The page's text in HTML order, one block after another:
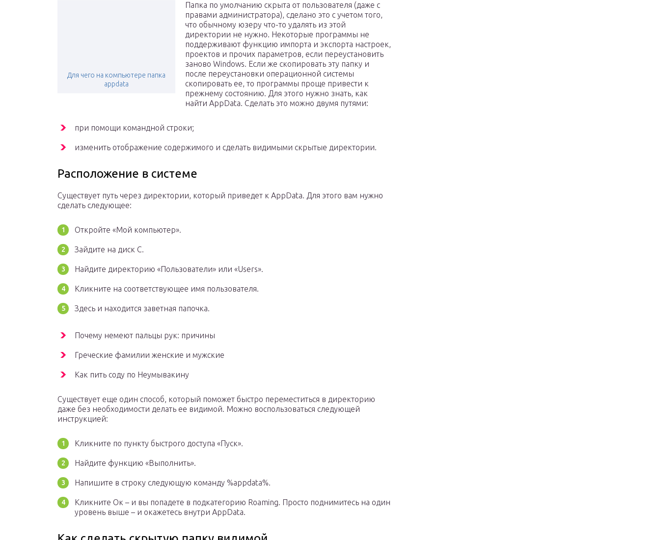
Для чего на компьютере папка
appdata
Папка по умолчанию скрыта от пользователя (даже с
правами администратора), сделано это с учетом того,
что обычному юзеру что-то удалять из этой
директории не нужно. Некоторые программы не
поддерживают функцию импорта и экспорта настроек,
проектов и прочих параметров, если переустановить
заново Windows. Если же скопировать эту папку и
после переустановки операционной системы
скопировать ее, то программы проще привести к
прежнему состоянию. Для этого нужно знать, как
найти AppData. Сделать это можно двумя путями:
при помощи командной строки;
изменить отображение содержимого и сделать видимыми скрытые директории.
Расположение в системе
Существует путь через директории, который приведет к AppData. Для этого вам нужно
сделать следующее:
Откройте «Мой компьютер».
Зайдите на диск С.
Найдите директорию «Пользователи» или «Users».
Кликните на соответствующее имя пользователя.
Здесь и находится заветная папочка.
Почему немеют пальцы рук: причины
Греческие фамилии женские и мужские
Как пить соду по Неумывакину
Существует еще один способ, который поможет быстро переместиться в директорию
даже без необходимости делать ее видимой. Можно воспользоваться следующей
инструкцией:
Кликните по пункту быстрого доступа «Пуск».
Найдите функцию «Выполнить».
Напишите в строку следующую команду %appdata%.
Кликните Ок – и вы попадете в подкатегорию Roaming. Просто поднимитесь на один
уровень выше – и окажетесь внутри AppData.